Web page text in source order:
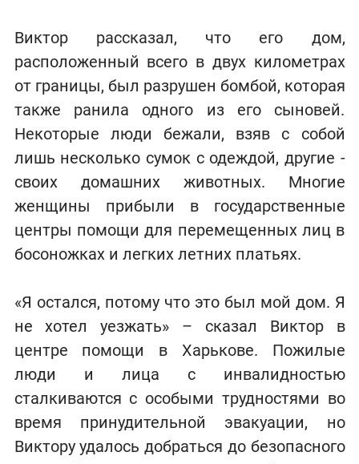
Виктор рассказал, что его дом,
расположенный всего в двух километрах
от границы, был разрушен бомбой, которая
также ранила одного из его сыновей.
Некоторые люди бежали, взяв с собой
лишь несколько сумок с одеждой, другие -
своих домашних животных. Многие
женщины прибыли в государственные
центры помощи для перемещенных лиц в
босоножках и легких летних платьях.
«Я остался, потому что это был мой дом. Я
не хотел уезжать» – сказал Виктор в
центре помощи в Харькове. Пожилые
люди и лица с инвалидностью
сталкиваются с особыми трудностями во
время принудительной эвакуации, но
Виктору удалось добраться до безопасного